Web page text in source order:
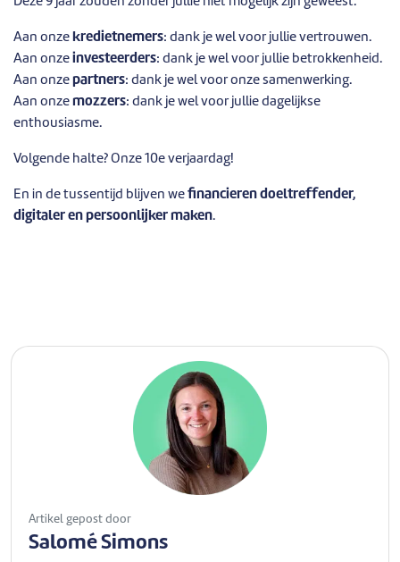
Aan onze kredietnemers: dank je wel voor jullie vertrouwen.
Aan onze investeerders: dank je wel voor jullie betrokkenheid.
Aan onze partners: dank je wel voor onze samenwerking.
Aan onze mozzers: dank je wel voor jullie dagelijkse
enthousiasme.
Volgende halte? Onze 10e verjaardag!
En in de tussentijd blijven we financieren doeltreffender,
digitaler en persoonlijker maken.
Artikel gepost door
Salomé Simons